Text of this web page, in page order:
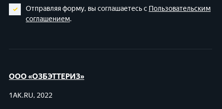
Отправляя форму, вы соглашаетесь с Пользовательским
соглашением.
ООО «ОЗБЭТТЕРИЗ»
1AK.RU, 2022